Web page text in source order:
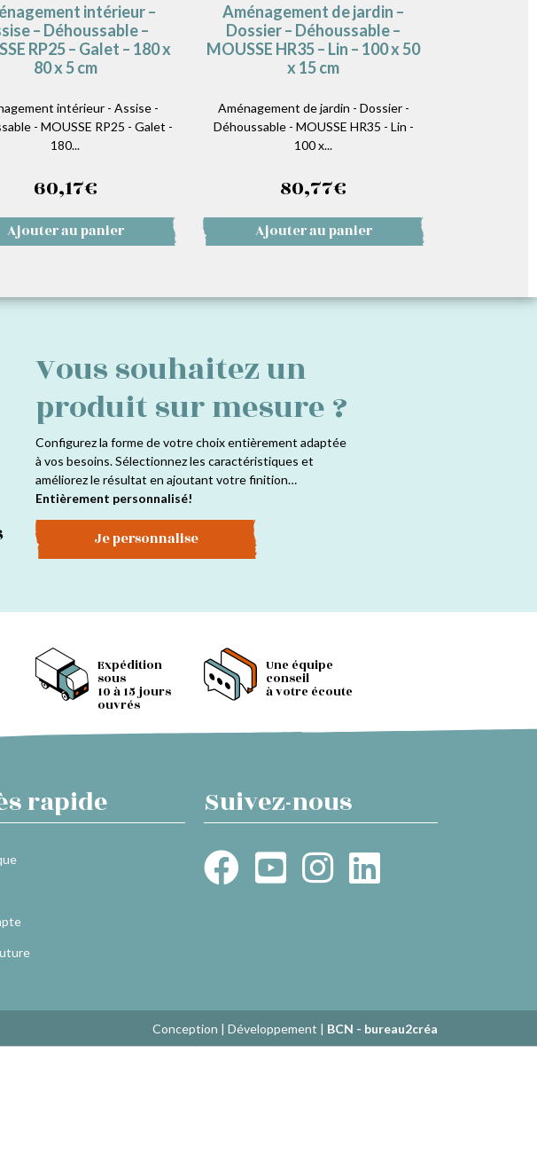
intérieur –
– Déhoussable –
RP25 – Galet – 180 x
80 x 5 cm
intérieur - Assise -
- MOUSSE RP25 - Galet -
180...
60,17€
Ajouter au panier
Aménagement de jardin –
Dossier – Déhoussable –
MOUSSE HR35 – Lin – 100 x 50
x 15 cm
Aménagement de jardin - Dossier -
Déhoussable - MOUSSE HR35 - Lin -
100 x...
80,77€
Ajouter au panier
Vous souhaitez un
produit sur mesure ?
Configurez la forme de votre choix entièrement adaptée
à vos besoins. Sélectionnez les caractéristiques et
améliorez le résultat en ajoutant votre finition…
Entièrement personnalisé!
Je personnalise
Expédition
sous
10 à 15 jours
ouvrés
Une équipe
conseil
à votre écoute
rapide Suivez-nous
Conception | Développement | BCN - bureau2créa